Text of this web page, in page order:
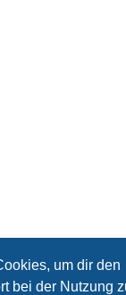
um dir den
bei der Nutzung